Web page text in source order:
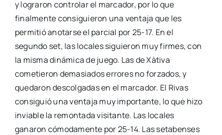
y lograron controlar el marcador, por lo que
finalmente consiguieron una ventaja que les
permitió anotarse el parcial por 25-17. En el
segundo set, las locales siguieron muy firmes, con
la misma dinámica de juego. Las de Xàtiva
cometieron demasiados errores no forzados, y
quedaron descolgadas en el marcador. El Rivas
consiguió una ventaja muy importante, lo que hizo
inviable la remontada visitante. Las locales
ganaron cómodamente por 25-14. Las setabenses